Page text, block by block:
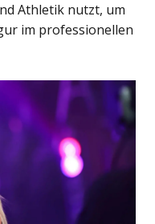
Athletik nutzt, um
im professionellen